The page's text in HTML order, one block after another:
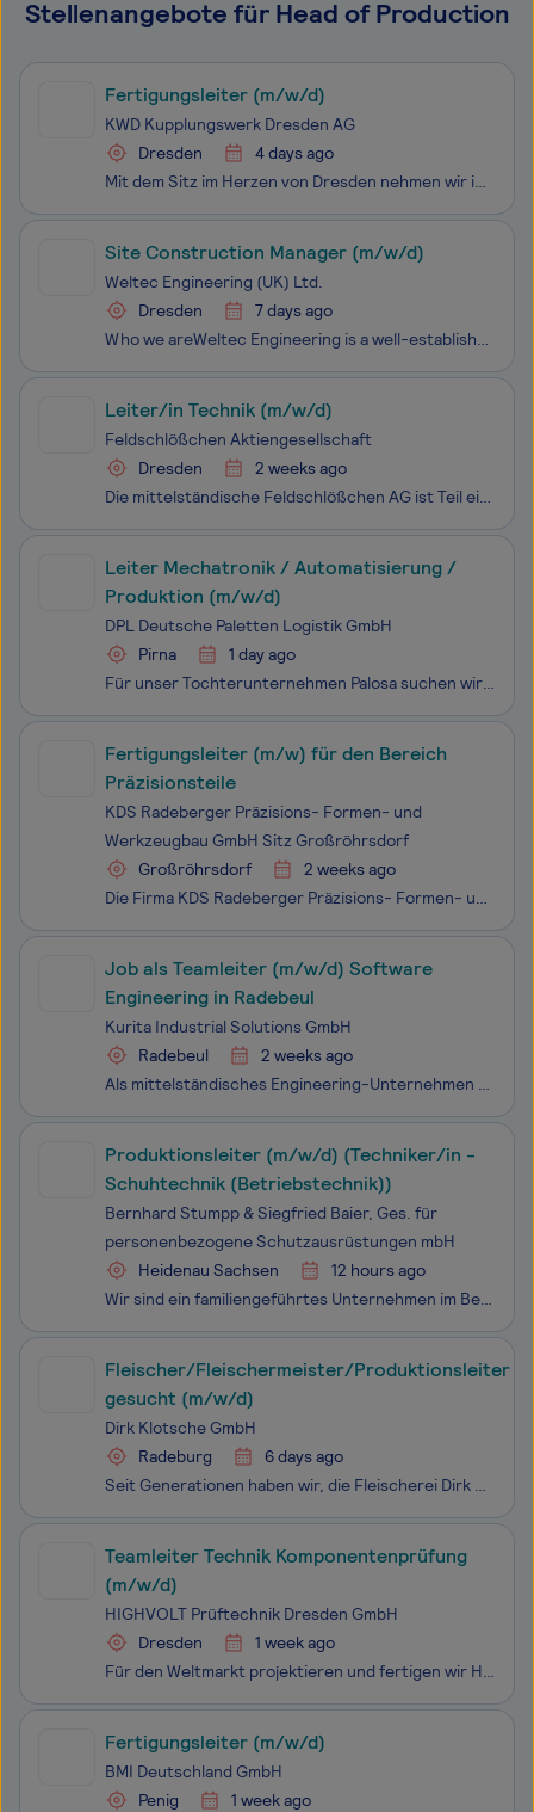
Stellenangebote für Head of Production
Fertigungsleiter (m/w/d)
KWD Kupplungswerk Dresden AG
Dresden
4 days ago
Mit dem Sitz im Herzen von Dresden nehmen wir im traditionsreichen sächsischen Maschinenbau als Spezialunternehmen zur Herstellung von Kupplungen eine Sonderstellung ein und sind damit zukunftssicher aufgestellt und resilient gegenüber den Marktschwankungen.Mit konstruktiv und fertigungstechnisch an
Site Construction Manager (m/w/d)
Weltec Engineering (UK) Ltd.
Dresden
7 days ago
Who we areWeltec Engineering is a well-established provider of Mechanical and Electrical engineering services, delivering complex, high-quality solutions across Europe. We support major clients in the Semiconductor, Pharma/Biopharma, and Advanced Manufacturing sectors and are committed to the highes
Leiter/in Technik (m/w/d)
Feldschlößchen Aktiengesellschaft
Dresden
2 weeks ago
Die mittelständische Feldschlößchen AG ist Teil eines eigentümergeführten Brauereiverbundes mit Standorten in Deutschland und Frankreich. Als sächsisches Traditionsunternehmen mit Sitz in Dresden sind wir national und international überdurchschnittlich erfolgreich. Feldschlößchen steht für erstklas
Leiter Mechatronik / Automatisierung /
Produktion (m/w/d)
DPL Deutsche Paletten Logistik GmbH
Pirna
1 day ago
Für unser Tochterunternehmen Palosa suchen wir am Standort Pirna einen: Leiter Mechatronik / Automatisierung / Produktion (m/w/d)
Fertigungsleiter (m/w) für den Bereich
Präzisionsteile
KDS Radeberger Präzisions- Formen- und
Werkzeugbau GmbH Sitz Großröhrsdorf
Großröhrsdorf
2 weeks ago
Die Firma KDS Radeberger Präzisions- Formen- und Werkzeugbau GmbH zählt seit mehr als 25 Jahren zu den namhaften regionalen Anbietern für die Entwicklung, Konstruktion und Herstellung von Präzisionswerkzeugen. Haupteinsatzgebiet unserer Spritzgieß-, Druckguss- und Presswerkzeuge ist die Herstellung
Job als Teamleiter (m/w/d) Software
Engineering in Radebeul
Kurita Industrial Solutions GmbH
Radebeul
2 weeks ago
Als mittelständisches Engineering-Unternehmen unterstützen wir seit 17 Jahren unsere Kunden bei der Planung, Projektierung, Montage und Inbetriebnahme schlüsselfertiger Wasseraufbereitungs- und Prozessanlagen. Um unsere ambitionierten Wachstumsziele zu erreichen suchen wir deutschlandweit schnellstm
Produktionsleiter (m/w/d) (Techniker/in -
Schuhtechnik (Betriebstechnik))
Bernhard Stumpp & Siegfried Baier, Ges. für
personenbezogene Schutzausrüstungen mbH
Heidenau Sachsen
12 hours ago
Wir sind ein familiengeführtes Unternehmen im Bereich der industriellen Schuhfertigung mit Sitz in Heidenau. Unser Schwerpunkt liegt in der Produktion von Feuerwehr-, Rettungsdienst- und Einsatzstiefeln. Für unseren Produktionsstandort in Heidenau suchen wir einen durchsetzungsstarken Produktionsle
Fleischer/Fleischermeister/Produktionsleiter
gesucht (m/w/d)
Dirk Klotsche GmbH
Radeburg
6 days ago
Seit Generationen haben wir, die Fleischerei Dirk Klotsche, uns der Aufgabe verschrieben, unsere Kunden mit gutem, frischen Fleisch, wunderbarer Wurst und genussvollen Spezialitäten zu verwöhnen. Handwerkliche Meisterschaft, Sorgfalt und Engagement sind und bleiben die Grundlagen für eine Qualität,
Teamleiter Technik Komponentenprüfung
(m/w/d)
HIGHVOLT Prüftechnik Dresden GmbH
Dresden
1 week ago
Für den Weltmarkt projektieren und fertigen wir Hochspannungs- und Hochstromprüfsysteme zur Prüfung von Energiekabeln, Hochspannungstransformatoren und weiteren Geräten der elektrischen Energieübertragung. Mit unseren innovativen Produkten und digitalen Lösungen unterstützen wir den Netzausbau für e
Fertigungsleiter (m/w/d)
BMI Deutschland GmbH
Penig
1 week ago